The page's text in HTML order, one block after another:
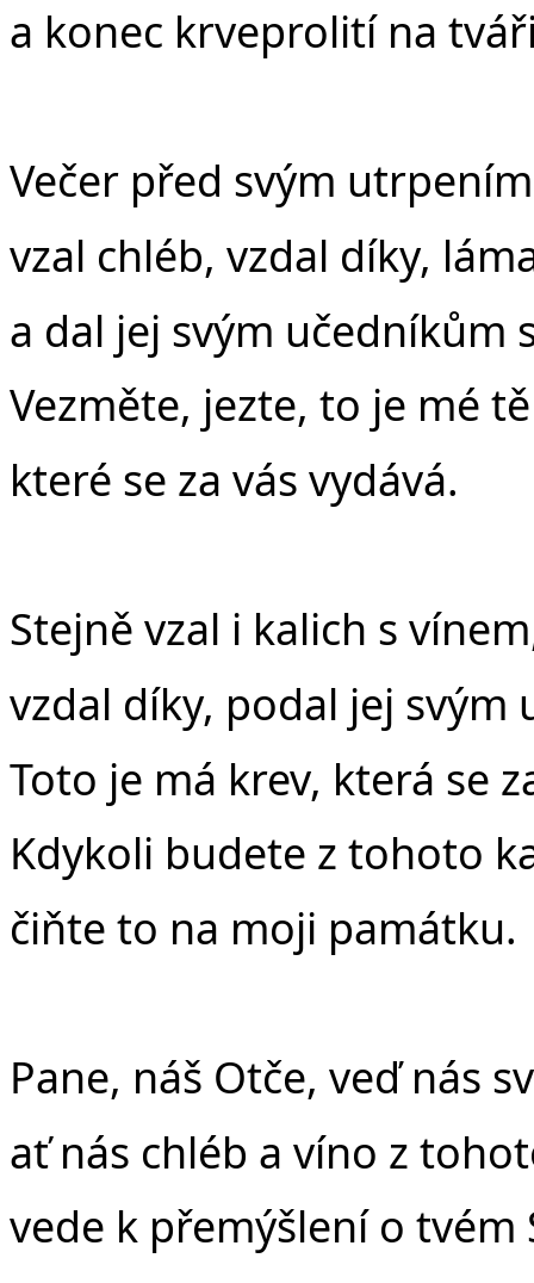
a konec krveprolití na
Večer před svým utrpením
vzal chléb, vzdal díky,
a dal jej svým učedníkům
Vezměte, jezte, to je mé
které se za vás vydává.
Stejně vzal i kalich s
vzdal díky, podal jej svým
Toto je má krev, která se
Kdykoli budete z tohoto
čiňte to na moji památku.
Pane, náš Otče, veď nás
ať nás chléb a víno z
vede k přemýšlení o tvém